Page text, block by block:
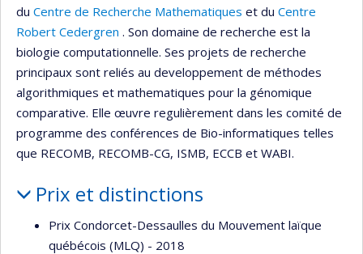
du Centre de Recherche Mathematiques et du Centre
Robert Cedergren . Son domaine de recherche est la
biologie computationnelle. Ses projets de recherche
principaux sont reliés au developpement de méthodes
algorithmiques et mathematiques pour la génomique
comparative. Elle œuvre regulièrement dans les comité de
programme des conférences de Bio-informatiques telles
que RECOMB, RECOMB-CG, ISMB, ECCB et WABI.
Prix et distinctions
Prix Condorcet-Dessaulles du Mouvement laïque
québécois (MLQ) - 2018